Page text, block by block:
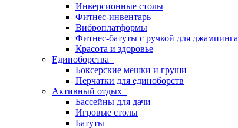
Инверсионные столы
Фитнес-инвентарь
Виброплатформы
Фитнес-батуты с ручкой для джампинга
Красота и здоровье
Единоборства
Боксерские мешки и груши
Перчатки для единоборств
Активный отдых
Бассейны для дачи
Игровые столы
Батуты